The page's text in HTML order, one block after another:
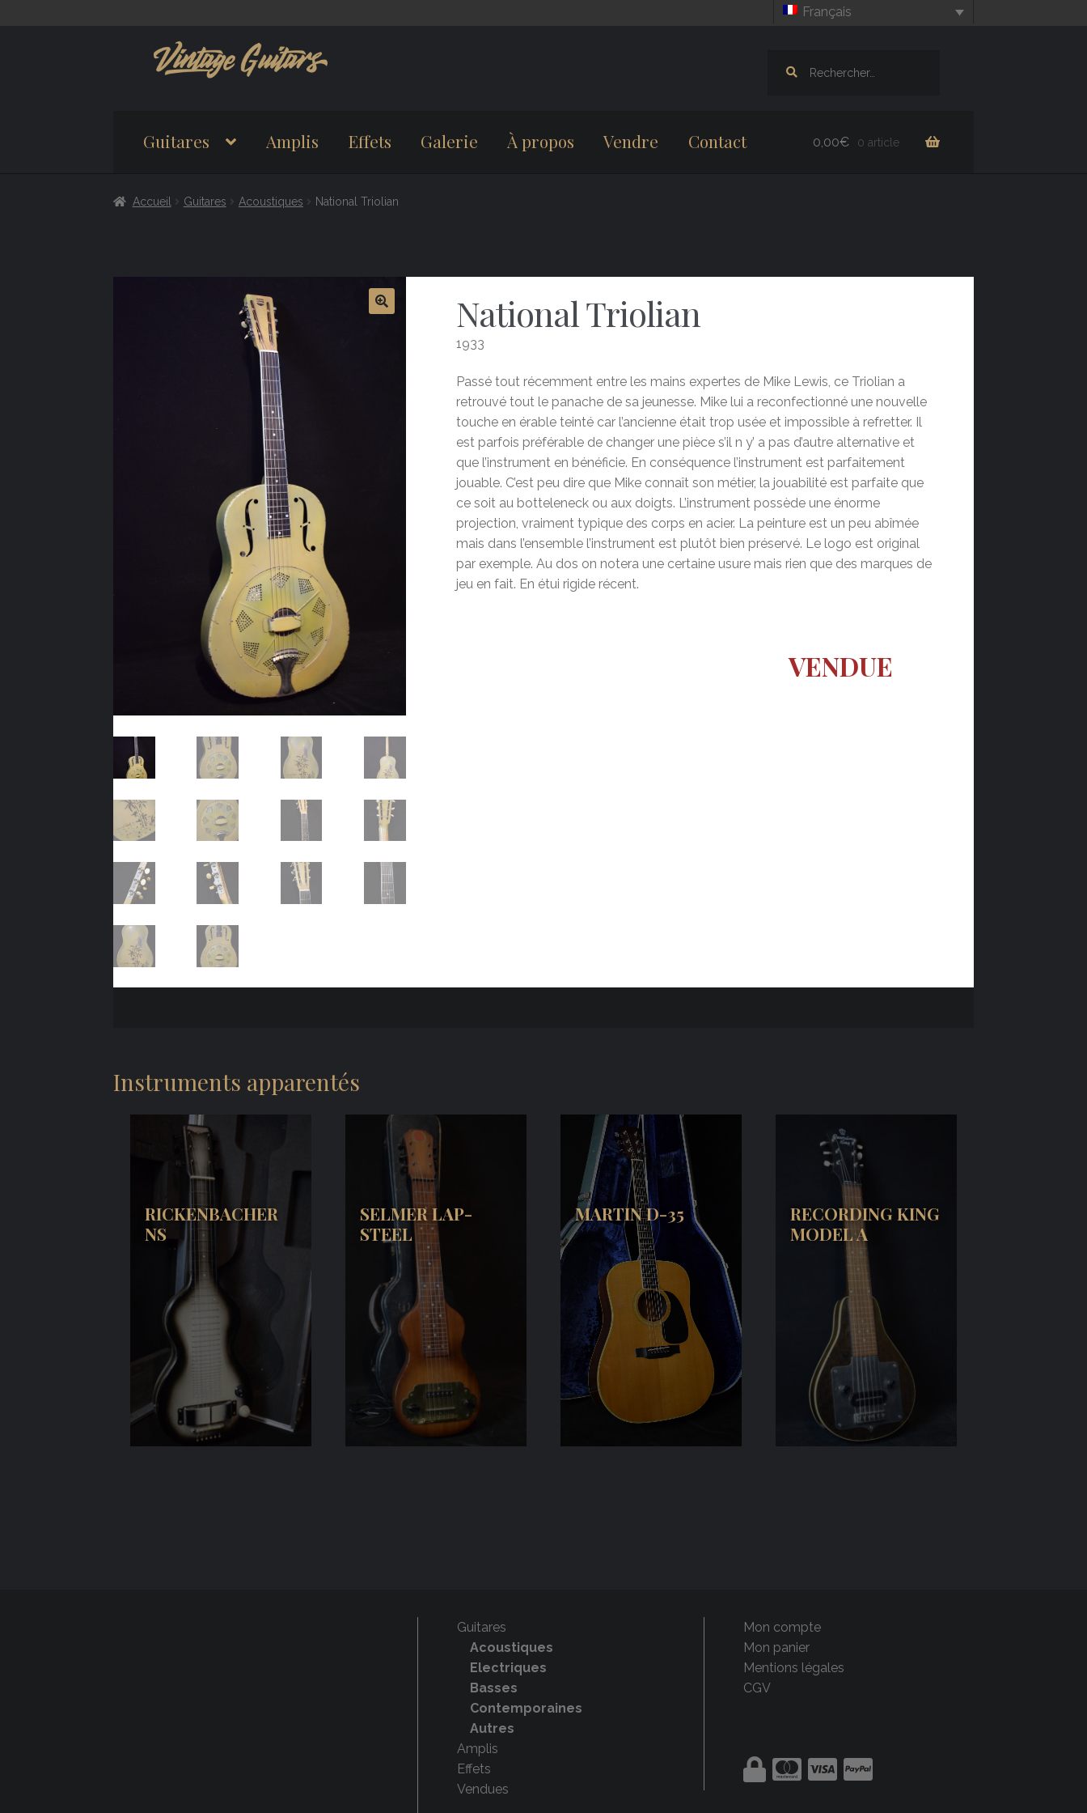
Français
la
au
contenu
Guitares Amplis Effets Galerie À propos Vendre Contact 0,00€ 0 article
Accueil Guitares Acoustiques National Triolian
National Triolian
1933
Passé tout récemment entre les mains expertes de Mike Lewis, ce Triolian a
retrouvé tout le panache de sa jeunesse. Mike lui a reconfectionné une nouvelle
touche en érable teinté car l’ancienne était trop usée et impossible à refretter. Il
est parfois préférable de changer une pièce s’il n y’ a pas d’autre alternative et
que l’instrument en bénéficie. En conséquence l’instrument est parfaitement
jouable. C’est peu dire que Mike connaît son métier, la jouabilité est parfaite que
ce soit au botteleneck ou aux doigts. L’instrument possède une énorme
projection, vraiment typique des corps en acier. La peinture est un peu abîmée
mais dans l’ensemble l’instrument est plutôt bien préservé. Le logo est original
par exemple. Au dos on notera une certaine usure mais rien que des marques de
jeu en fait. En étui rigide récent.
VENDUE
Instruments apparentés
RICKENBACHER
NS
SELMER LAP-
STEEL
MARTIN D-35
RECORDING KING
MODEL A
Guitares
Acoustiques
Electriques
Basses
Contemporaines
Autres
Amplis
Effets
Vendues
Mon compte
Mon panier
Mentions légales
CGV